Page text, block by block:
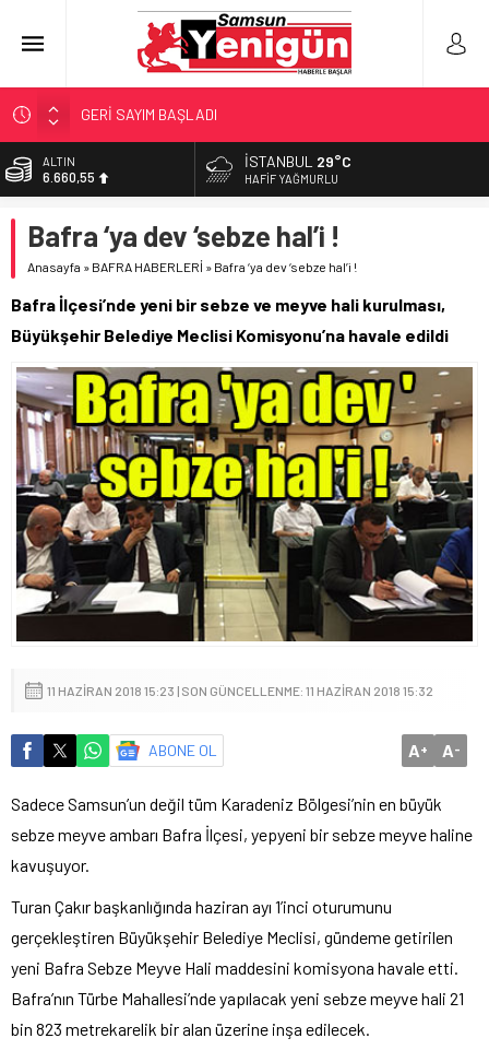
GERİ SAYIM BAŞLADI
SAMSUNSPOR’DA HEDEF 5’İNCİLİK!
‘BAFRA’YA YATIRIM YAPIN!’
YÖNETİCİ SEÇERKEN YAPILAN EN BÜYÜK HATALAR
ALTIN
6.660,55
13.779,39
DOLAR
55,1881
İSTANBUL 29°C
HAFIF YAĞMURLU
Bafra ‘ya dev ‘sebze hal’i !
Anasayfa » BAFRA HABERLERİ » Bafra ‘ya dev ‘sebze hal’i !
Bafra İlçesi’nde yeni bir sebze ve meyve hali kurulması,
Büyükşehir Belediye Meclisi Komisyonu’na havale edildi
11 HAZIRAN 2018 15:23 | SON GÜNCELLENME: 11 HAZIRAN 2018 15:32
ABONE OL A+ A-
Sadece Samsun’un değil tüm Karadeniz Bölgesi’nin en büyük
sebze meyve ambarı Bafra İlçesi, yepyeni bir sebze meyve haline
kavuşuyor.
Turan Çakır başkanlığında haziran ayı 1’inci oturumunu
gerçekleştiren Büyükşehir Belediye Meclisi, gündeme getirilen
yeni Bafra Sebze Meyve Hali maddesini komisyona havale etti.
Bafra’nın Türbe Mahallesi’nde yapılacak yeni sebze meyve hali 21
bin 823 metrekarelik bir alan üzerine inşa edilecek.